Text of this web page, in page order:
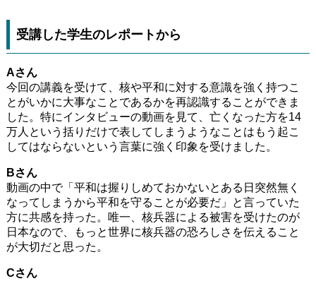
受講した学生のレポートから
Aさん
今回の講義を受けて、核や平和に対する意識を強く持つこ
とがいかに大事なことであるかを再認識することができま
した。特にインタビューの動画を見て、亡くなった方を14
万人という括りだけで表してしまうようなことはもう起こ
してはならないという言葉に強く印象を受けました。
Bさん
動画の中で「平和は握りしめておかないとある日突然無く
なってしまうから平和を守ることが必要だ」と言っていた
方に共感を持った。唯一、核兵器による被害を受けたのが
日本なので、もっと世界に核兵器の恐ろしさを伝えること
が大切だと思った。
Cさん